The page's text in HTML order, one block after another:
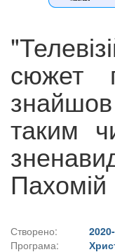
сюжет
таким
Пахомій
Створено:
Програма: